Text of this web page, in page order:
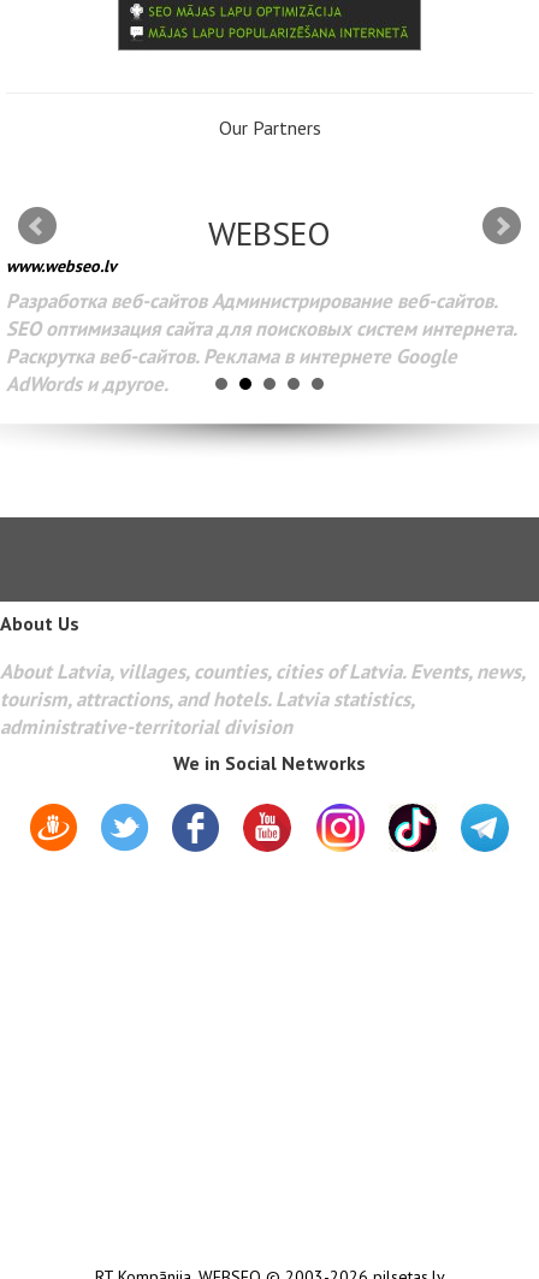
Our Partners
WEBSEO
www.webseo.lv
Разработка веб-сайтов Администрирование веб-сайтов.
SEO оптимизация сайта для поисковых систем интернета.
Раскрутка веб-сайтов. Реклама в интернете Google
AdWords и другое.
About Us
About Latvia, villages, counties, cities of Latvia. Events, news,
tourism, attractions, and hotels. Latvia statistics,
administrative-territorial division
We in Social Networks